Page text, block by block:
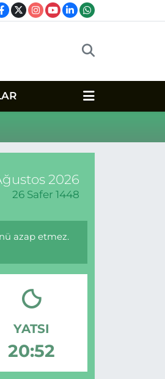
2026
26 Safer 1448
azap etmez.
YATSI
20:52